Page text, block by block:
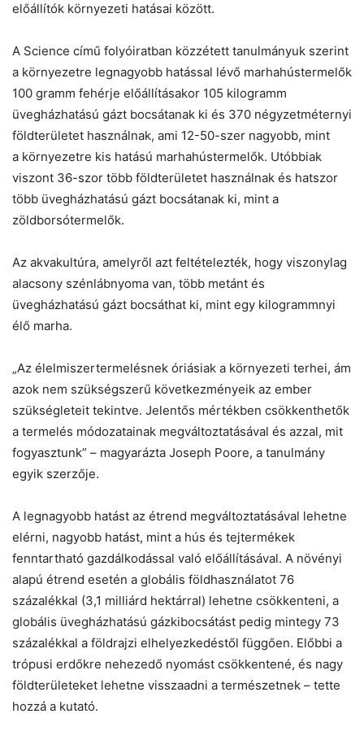
előállítók környezeti hatásai között.
A Science című folyóiratban közzétett tanulmányuk szerint
a környezetre legnagyobb hatással lévő marhahústermelők
100 gramm fehérje előállításakor 105 kilogramm
üvegházhatású gázt bocsátanak ki és 370 négyzetméternyi
földterületet használnak, ami 12-50-szer nagyobb, mint
a környezetre kis hatású marhahústermelők. Utóbbiak
viszont 36-szor több földterületet használnak és hatszor
több üvegházhatású gázt bocsátanak ki, mint a
zöldborsótermelők.
Az akvakultúra, amelyről azt feltételezték, hogy viszonylag
alacsony szénlábnyoma van, több metánt és
üvegházhatású gázt bocsáthat ki, mint egy kilogrammnyi
élő marha.
„Az élelmiszertermelésnek óriásiak a környezeti terhei, ám
azok nem szükségszerű következményeik az ember
szükségleteit tekintve. Jelentős mértékben csökkenthetők
a termelés módozatainak megváltoztatásával és azzal, mit
fogyasztunk” – magyarázta Joseph Poore, a tanulmány
egyik szerzője.
A legnagyobb hatást az étrend megváltoztatásával lehetne
elérni, nagyobb hatást, mint a hús és tejtermékek
fenntartható gazdálkodással való előállításával. A növényi
alapú étrend esetén a globális földhasználatot 76
százalékkal (3,1 milliárd hektárral) lehetne csökkenteni, a
globális üvegházhatású gázkibocsátást pedig mintegy 73
százalékkal a földrajzi elhelyezkedéstől függően. Előbbi a
trópusi erdőkre nehezedő nyomást csökkentené, és nagy
földterületeket lehetne visszaadni a természetnek – tette
hozzá a kutató.